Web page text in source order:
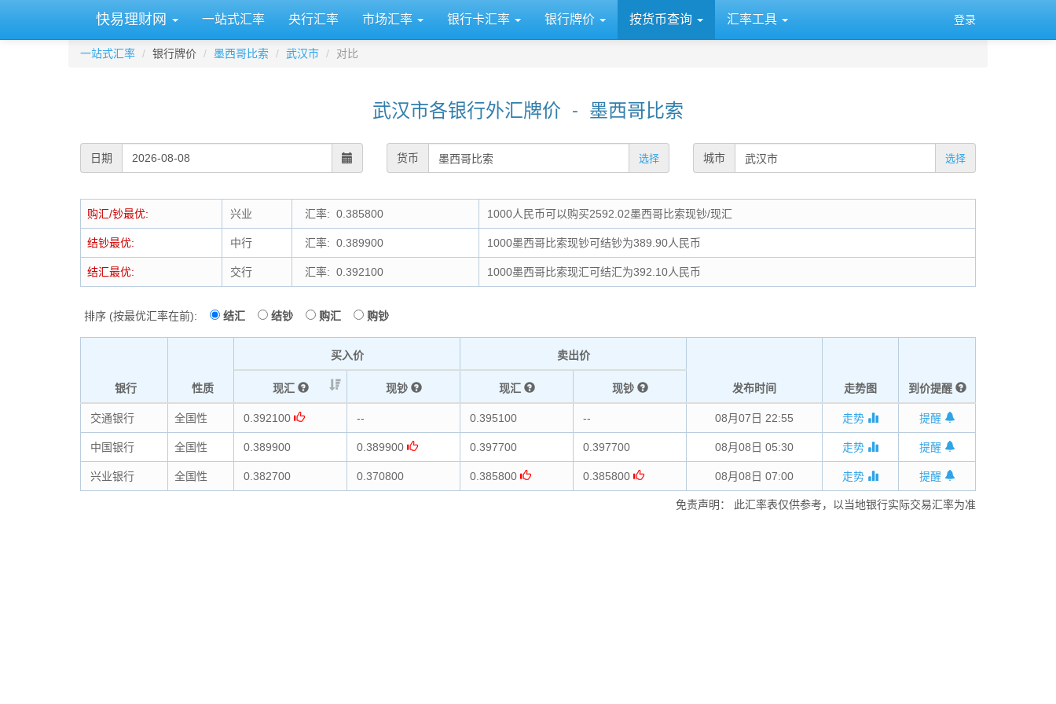
快易理财网 一站式汇率 央行汇率 市场汇率 银行卡汇率 银行牌价 按货币查询 汇率工具 登录
一站式汇率 银行牌价 墨西哥比索 武汉市 对比
武汉市各银行外汇牌价 - 墨西哥比索
日期 货币 选择 城市 选择
购汇/钞最优: 兴业 汇率: 0.385800 1000人民币可以购买2592.02墨西哥比索现钞/现汇
结钞最优: 中行 汇率: 0.389900 1000墨西哥比索现钞可结钞为389.90人民币
结汇最优: 交行 汇率: 0.392100 1000墨西哥比索现汇可结汇为392.10人民币
排序 (按最优汇率在前): 结汇 结钞 购汇 购钞
银行 性质
买入价 卖出价
发布时间 走势图 到价提醒
现汇 现钞 现汇 现钞
交通银行 全国性 0.392100 -- 0.395100 -- 08月07日 22:55 走势 提醒
中国银行 全国性 0.389900 0.389900 0.397700 0.397700 08月08日 05:30 走势 提醒
兴业银行 全国性 0.382700 0.370800 0.385800 0.385800 08月08日 07:00 走势 提醒
免责声明： 此汇率表仅供参考，以当地银行实际交易汇率为准